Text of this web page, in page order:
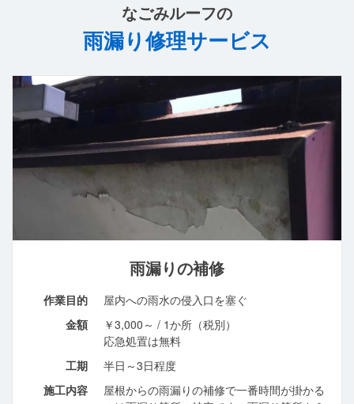
なごみルーフの
雨漏り修理サービス
雨漏りの補修
作業目的
屋内への雨水の侵入口を塞ぐ
金額
￥3,000～ / 1か所（税別）
応急処置は無料
工期
半日～3日程度
施工内容
屋根からの雨漏りの補修で一番時間が掛かる